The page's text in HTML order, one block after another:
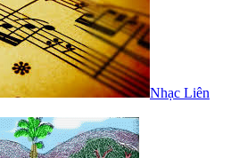
Nhạc Liên